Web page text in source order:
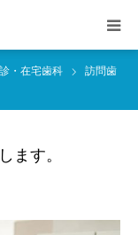
・在宅歯科
訪問歯
ます。